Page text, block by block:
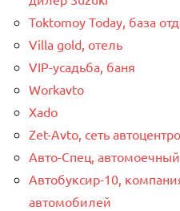
Toktomoy Today, база
Villa gold, отель
VIP-усадьба, баня
Workavto
Xado
Zet-Avto, сеть
Авто-Спец,
Автобуксир-10,
автомобилей